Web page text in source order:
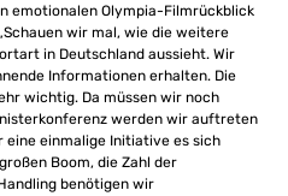
emotionalen Olympia-Filmrückblick
wir mal, wie die weitere
in Deutschland aussieht. Wir
Informationen erhalten. Die
wichtig. Da müssen wir noch
werden wir auftreten
einmalige Initiative es sich
Boom, die Zahl der
benötigen wir